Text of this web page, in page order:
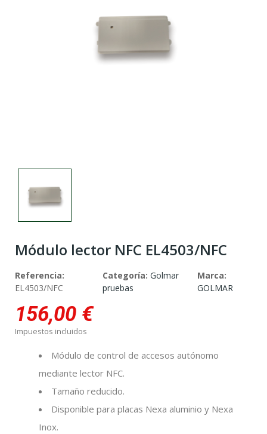
Módulo lector NFC EL4503/NFC
Referencia:
EL4503/NFC
Categoría: Golmar
pruebas
Marca:
GOLMAR
156,00 €
Impuestos incluidos
Módulo de control de accesos autónomo
mediante lector NFC.
Tamaño reducido.
Disponible para placas Nexa aluminio y Nexa
Inox.